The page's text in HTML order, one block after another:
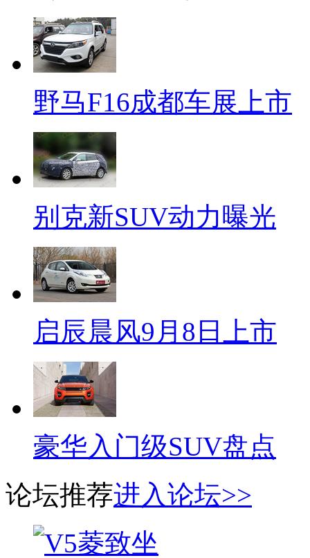
野马F16成都车展上市
别克新SUV动力曝光
启辰晨风9月8日上市
豪华入门级SUV盘点
论坛推荐进入论坛>>